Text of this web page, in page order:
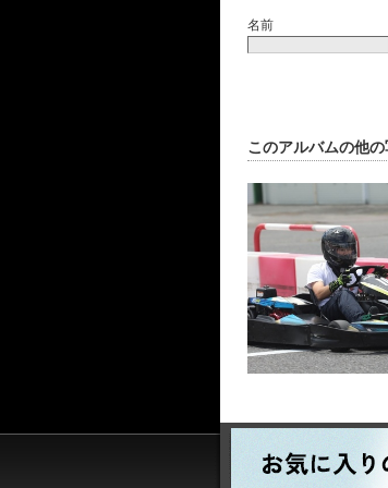
名前
このアルバムの他の